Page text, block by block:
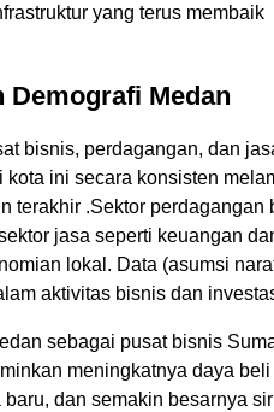
yang terus membaik
Medan
bisnis, perdagangan, dan
ini secara konsisten
terakhir .Sektor perdagangan
jasa seperti keuangan
lokal. Data (asumsi
aktivitas bisnis dan
sebagai pusat bisnis
meningkatnya daya beli
dan semakin besarnya